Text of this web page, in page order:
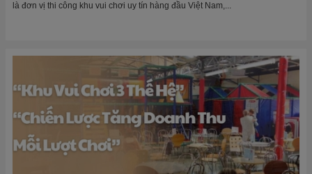
là đơn vị thi công khu vui chơi uy tín hàng đầu Việt Nam,...